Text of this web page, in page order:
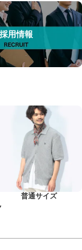
採用情報
普通サイズ